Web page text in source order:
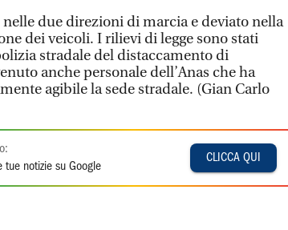
due direzioni di marcia e deviato nella
dei veicoli. I rilievi di legge sono stati
stradale del distaccamento di
anche personale dell’Anas che ha
agibile la sede stradale. (Gian Carlo
tue notizie su Google
CLICCA QUI